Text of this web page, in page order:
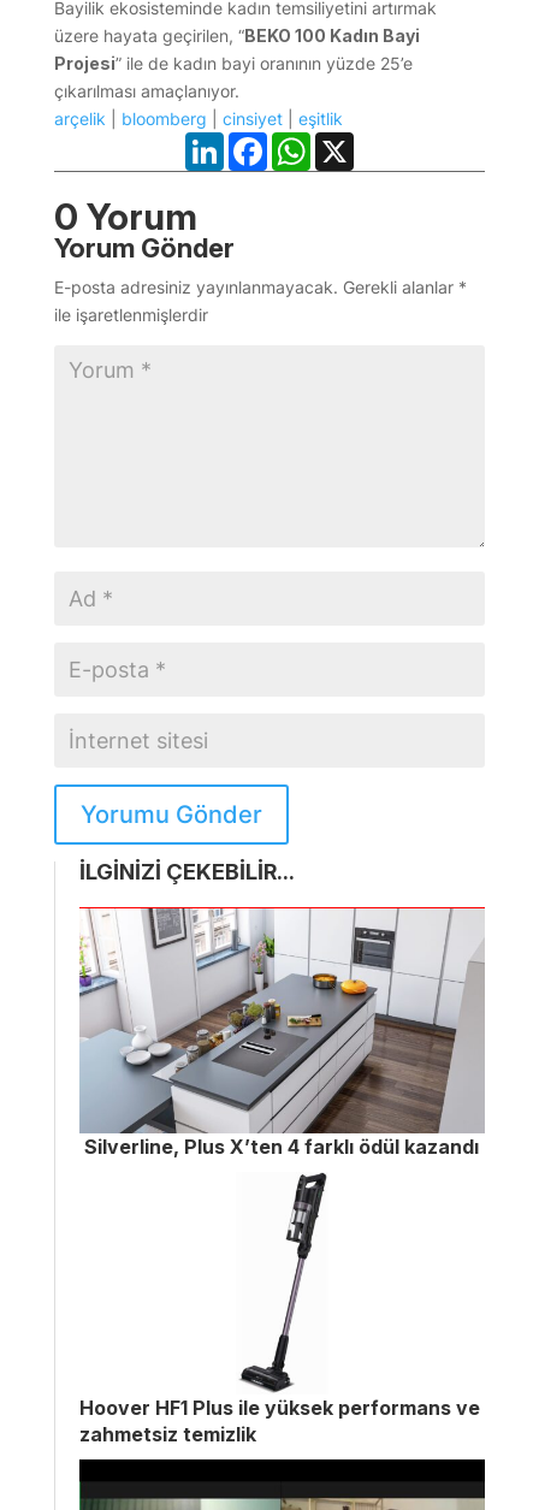
Bayilik ekosisteminde kadın temsiliyetini artırmak
üzere hayata geçirilen, “BEKO 100 Kadın Bayi
Projesi” ile de kadın bayi oranının yüzde 25’e
çıkarılması amaçlanıyor.
arçelik
bloomberg cinsiyet| eşitlik
LinkedInFacebookWhatsApp
X
0 Yorum
Yorum Gönder
E-posta adresiniz yayınlanmayacak. Gerekli alanlar *
ile işaretlenmişlerdir
Yorumu Gönder
İLGİNİZİ ÇEKEBİLİR...
Silverline, Plus X’ten 4 farklı ödül kazandı
Hoover HF1 Plus ile yüksek performans ve
zahmetsiz temizlik